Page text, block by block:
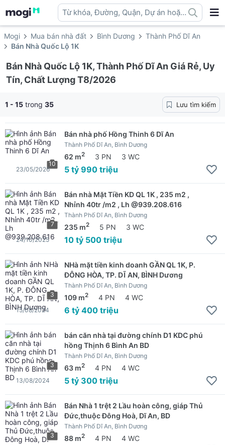
Từ khóa, Đường, Quận, Dự án hoặc
địa danh ...
Mogi Mua bán nhà đất Bình Dương
Thành Phố Dĩ An
Bán Nhà Quốc Lộ 1K
Bán Nhà Quốc Lộ 1K, Thành Phố Dĩ An Giá Rẻ, Uy
Tín, Chất Lượng T8/2026
1 - 15 trong 35 Lưu tìm kiếm
10
Bán nhà phố Hồng Thinh 6 Dĩ An
Thành Phố Dĩ An, Bình Dương
62 m2 3 PN 3 WC
5 tỷ 990 triệu
23/05/2026
7
Bán nhà Mặt Tiền KD QL 1K , 235 m2 ,
Nhỉnh 40tr /m2 , Lh @939.208.616
Thành Phố Dĩ An, Bình Dương
235 m2 5 PN 3 WC
10 tỷ 500 triệu
24/10/2025
3
NHà mặt tiền kinh doanh GẦN QL 1K, P.
ĐÔNG HÒA, TP. DĨ AN, BÌNH Dương
Thành Phố Dĩ An, Bình Dương
109 m2 4 PN 4 WC
6 tỷ 400 triệu
15/08/2024
3
bán căn nhà tại đường chính D1 KDC phú
hồng Thịnh 6 Bình An BD
Thành Phố Dĩ An, Bình Dương
63 m2 4 PN 4 WC
5 tỷ 300 triệu
13/08/2024
3
Bán Nhà 1 trệt 2 Lầu hoàn công, giáp Thủ
Đức,thuộc Đông Hoà, Dĩ An, BD
Thành Phố Dĩ An, Bình Dương
88 m2 4 PN 4 WC